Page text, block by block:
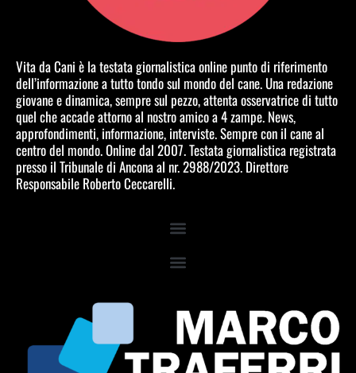
Vita da Cani è la testata giornalistica online punto di riferimento
dell’informazione a tutto tondo sul mondo del cane. Una redazione
giovane e dinamica, sempre sul pezzo, attenta osservatrice di tutto
quel che accade attorno al nostro amico a 4 zampe. News,
approfondimenti, informazione, interviste. Sempre con il cane al
centro del mondo. Online dal 2007. Testata giornalistica registrata
presso il Tribunale di Ancona al nr. 2988/2023. Direttore
Responsabile Roberto Ceccarelli.